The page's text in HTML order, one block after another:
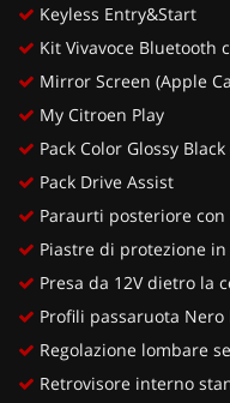
Keyless Entry&Start
Kit Vivavoce Bluetooth
Mirror Screen (Apple
My Citroen Play
Pack Color Glossy
Pack Drive Assist
Paraurti posteriore
Piastre di protezione
Presa da 12V dietro la
Profili passaruota Nero
Regolazione lombare
Retrovisore interno